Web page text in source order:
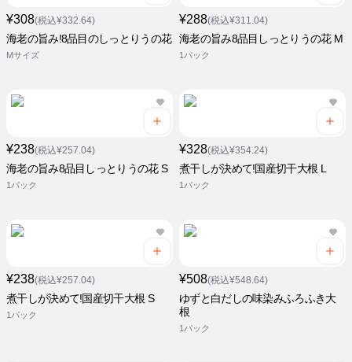
¥308(税込¥332.64)
海老の旨み!8品目のしっとりうの花
Mサイズ
¥288(税込¥311.04)
海老の旨み8品目しっとりうの花 M
1パック
¥238(税込¥257.04)
海老の旨み8品目しっとりうの花 S
1パック
¥328(税込¥354.24)
煮干しが決めて!国産切干大根 L
1パック
¥238(税込¥257.04)
煮干しが決めて!国産切干大根 S
1パック
¥508(税込¥548.64)
ゆずと白だしの味染みふろふき大
根
1パック